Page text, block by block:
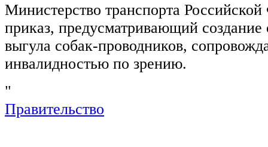
Министерство транспорта
приказ, предусматривающий создание
выгула собак-проводников,
инвалидностью по зрению.
"
Правительство